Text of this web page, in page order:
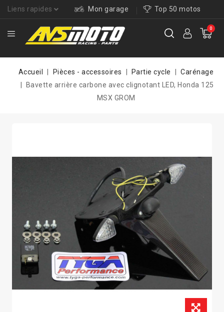
Liens rapides Mon garage Top 50 motos
0
Accueil Pièces - accessoires Partie cycle
Carénage
Bavette arrière carbone avec clignotant LED, Honda 125
MSX GROM